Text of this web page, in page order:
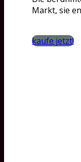
Markt, sie
kaufe jetzt!